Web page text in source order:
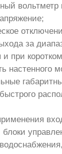
вольтметр
за
и при
настенного